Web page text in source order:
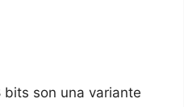
son una variante